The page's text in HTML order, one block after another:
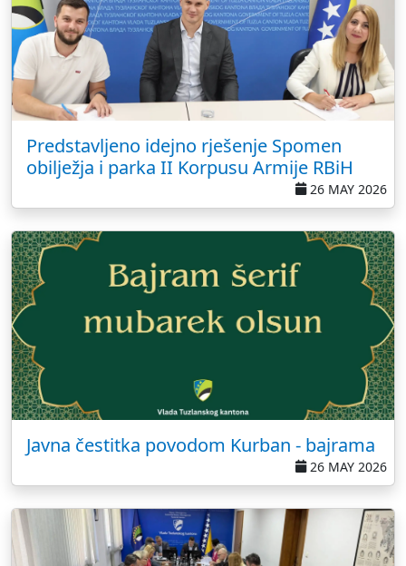
Predstavljeno idejno rješenje Spomen
obilježja i parka II Korpusu Armije RBiH
26 MAY 2026
Javna čestitka povodom Kurban - bajrama
26 MAY 2026